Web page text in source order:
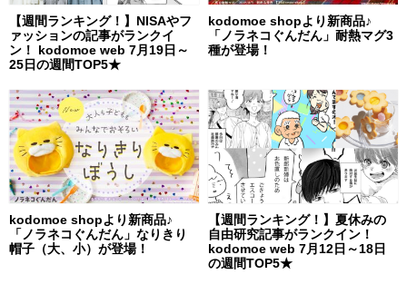
【週間ランキング！】NISAやフ
ァッションの記事がランクイ
ン！ kodomoe web 7月19日～
25日の週間TOP5★
kodomoe shopより新商品♪
「ノラネコぐんだん」耐熱マグ3
種が登場！
kodomoe shopより新商品♪
「ノラネコぐんだん」なりきり
帽子（大、小）が登場！
【週間ランキング！】夏休みの
自由研究記事がランクイン！
kodomoe web 7月12日～18日
の週間TOP5★